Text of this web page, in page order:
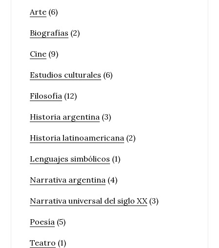
Arte (6)
Biografías (2)
Cine (9)
Estudios culturales (6)
Filosofía (12)
Historia argentina (3)
Historia latinoamericana (2)
Lenguajes simbólicos (1)
Narrativa argentina (4)
Narrativa universal del siglo XX(3)
Poesía (5)
Teatro (1)